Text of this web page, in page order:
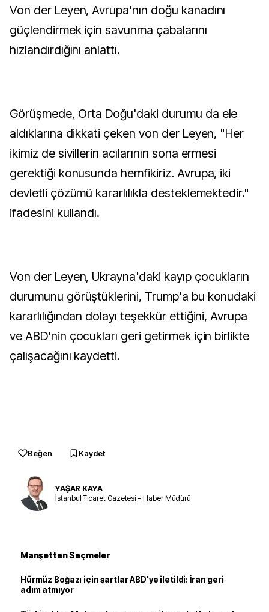
Von der Leyen, Avrupa'nın doğu kanadını
güçlendirmek için savunma çabalarını
hızlandırdığını anlattı.
Görüşmede, Orta Doğu'daki durumu da ele
aldıklarına dikkati çeken von der Leyen, "Her
ikimiz de sivillerin acılarının sona ermesi
gerektiği konusunda hemfikiriz. Avrupa, iki
devletli çözümü kararlılıkla desteklemektedir."
ifadesini kullandı.
Von der Leyen, Ukrayna'daki kayıp çocukların
durumunu görüştüklerini, Trump'a bu konudaki
kararlılığından dolayı teşekkür ettiğini, Avrupa
ve ABD'nin çocukları geri getirmek için birlikte
çalışacağını kaydetti.
Beğen Kaydet
YAŞAR KAYA
İstanbul Ticaret Gazetesi – Haber Müdürü
Manşetten Seçmeler
Hürmüz Boğazı için şartlar ABD'ye iletildi: İran geri
adım atmıyor